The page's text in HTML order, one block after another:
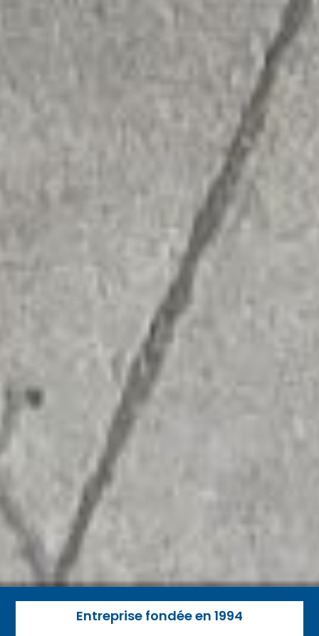
Entreprise fondée en 1994